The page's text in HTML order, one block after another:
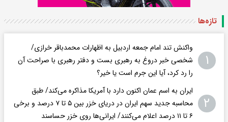
تازه‌ها
۱
واکنش تند امام جمعه اردبیل به اظهارات محمدباقر خرازی/
شخصی خبر دروغ به رهبری بست و دفتر رهبری با صراحت آن
را رد کرد، آیا این جرم است یا خیر؟
۲
ایران به اسم عمان اکنون دارد با آمریکا مذاکره می‌کند/ طبق
محاسبه جدید سهم ایران در دریای خزر بین ۵ تا ۷ درصد و برخی
۶ تا ۱۱ درصد اعلام می‌کنند/ ایرانی‌ها روی خزر حساسند